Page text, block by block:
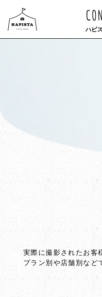
ハピ
実際に撮影されたお客
プラン別や店舗別など